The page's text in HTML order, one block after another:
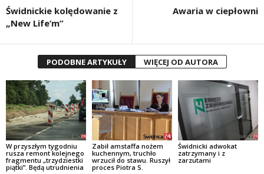
Świdnickie kolędowanie z
„New Life’m”
Awaria w ciepłowni
PODOBNE ARTYKUŁY WIĘCEJ OD AUTORA
W przyszłym tygodniu
rusza remont kolejnego
fragmentu „trzydziestki
piątki”. Będą utrudnienia
Zabił amstaffa nożem
kuchennym, truchło
wrzucił do stawu. Ruszył
proces Piotra S.
Świdnicki adwokat
zatrzymany i z
zarzutami